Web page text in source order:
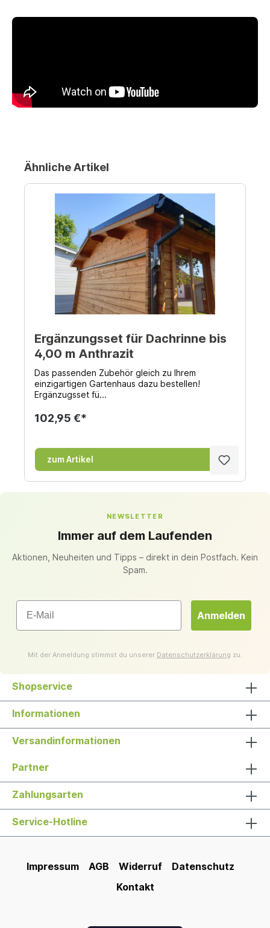
Ähnliche Artikel
Ergänzungsset für Dachrinne bis
4,00 m Anthrazit
Das passenden Zubehör gleich zu Ihrem
einzigartigen Gartenhaus dazu bestellen!
Ergänzugsset fü...
102,95 €*
zum Artikel
NEWSLETTER
Immer auf dem Laufenden
Aktionen, Neuheiten und Tipps – direkt in dein Postfach. Kein
Spam.
Email
Anmelden
Mit der Anmeldung stimmst du unserer Datenschutzerklärung zu.
Shopservice
Informationen
Versandinformationen
Partner
Zahlungsarten
Service-Hotline
Impressum AGB Widerruf
Datenschutz
Kontakt